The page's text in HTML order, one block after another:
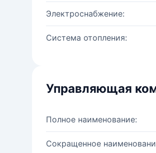
Электроснабжение:
Система отопления:
Управляющая
Полное наименование:
Сокращенное